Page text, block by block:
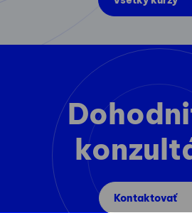
Kontaktovať